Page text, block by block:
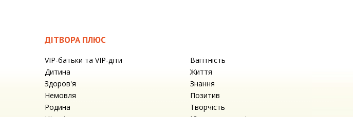
ДІТВОРА ПЛЮС
VIP-батьки та VIP-діти
Вагітність
Дитина
Життя
Здоров'я
Знання
Немовля
Позитив
Родина
Творчість